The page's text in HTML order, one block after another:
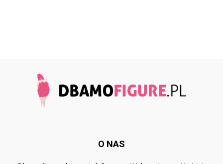
O NAS